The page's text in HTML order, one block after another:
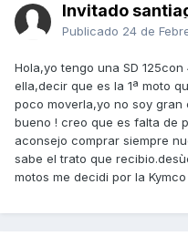
Invitado
Publicado 24 de
Hola,yo tengo una SD
ella,decir que es la 1ª moto
poco moverla,yo no soy gran
bueno ! creo que es falta de
aconsejo comprar siempre
sabe el trato que
motos me decidi por la